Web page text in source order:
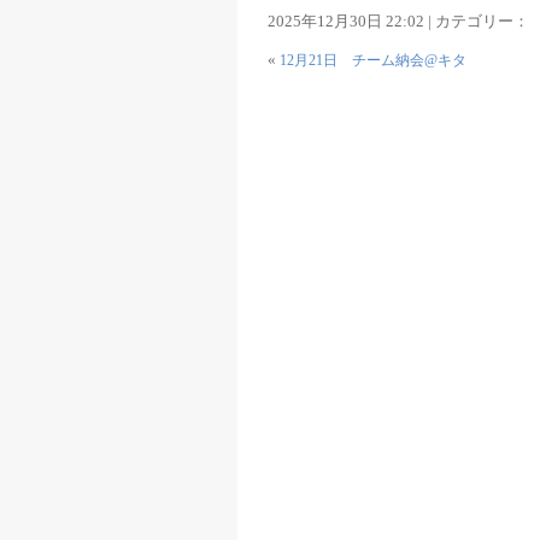
2025年12月30日 22:02 | カテゴリー：
« 12月21日 チーム納会@キタ